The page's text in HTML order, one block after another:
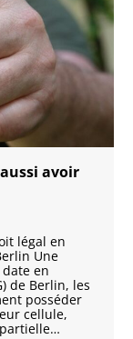
avoir
légal en
Une
en
de Berlin, les
posséder
cellule,